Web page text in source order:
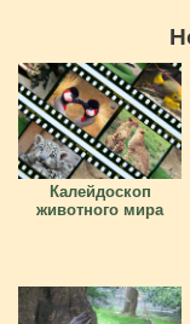
Калейдоскоп
животного мира